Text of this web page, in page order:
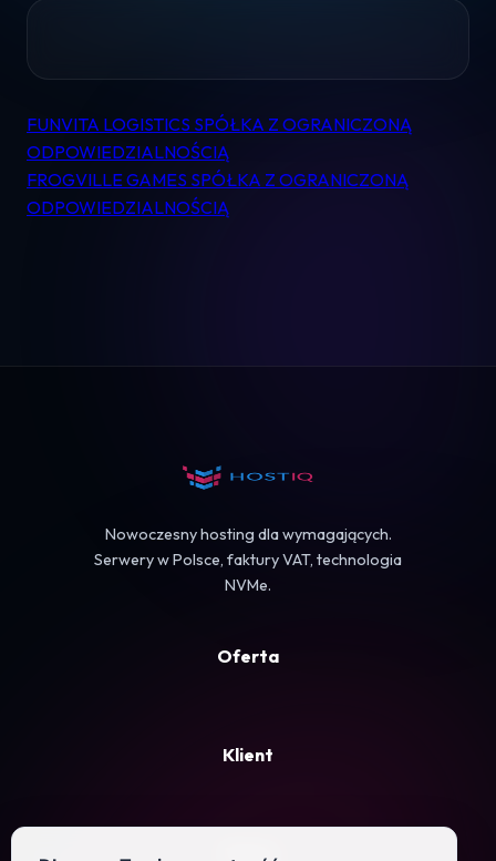
Pomoc
Kontakt
Nawigacja
wpisu
FUNVITA LOGISTICS SPÓŁKA Z OGRANICZONĄ
ODPOWIEDZIALNOŚCIĄ
FROGVILLE GAMES SPÓŁKA Z OGRANICZONĄ
ODPOWIEDZIALNOŚCIĄ
Nowoczesny hosting dla wymagających.
Serwery w Polsce, faktury VAT, technologia
NVMe.
Oferta
Klient
Firma